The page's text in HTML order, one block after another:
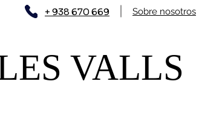
Sobre nosotros
+ 938 670 669
VALLS​